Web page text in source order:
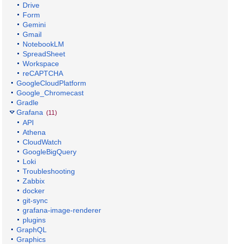
Drive
Form
Gemini
Gmail
NotebookLM
SpreadSheet
Workspace
reCAPTCHA
GoogleCloudPlatform
Google_Chromecast
Gradle
Grafana (11)
API
Athena
CloudWatch
GoogleBigQuery
Loki
Troubleshooting
Zabbix
docker
git-sync
grafana-image-renderer
plugins
GraphQL
Graphics